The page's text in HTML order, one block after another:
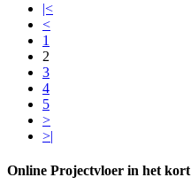
|<
<
1
2
3
4
5
>
>|
Online Projectvloer in het kort